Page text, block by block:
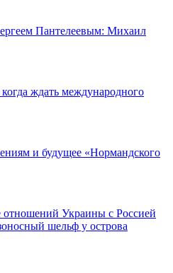
Пантелеевым: Михаил
ждать международного
и будущее «Нормандского
Украины с Россией
шельф у острова